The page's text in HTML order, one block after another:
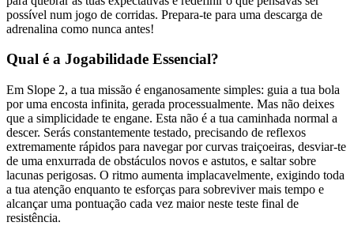
possível num jogo de corridas. Prepara-te para uma descarga de
adrenalina como nunca antes!
Qual é a Jogabilidade Essencial?
Em Slope 2, a tua missão é enganosamente simples: guia a tua bola
por uma encosta infinita, gerada processualmente. Mas não deixes
que a simplicidade te engane. Esta não é a tua caminhada normal a
descer. Serás constantemente testado, precisando de reflexos
extremamente rápidos para navegar por curvas traiçoeiras, desviar-te
de uma enxurrada de obstáculos novos e astutos, e saltar sobre
lacunas perigosas. O ritmo aumenta implacavelmente, exigindo toda
a tua atenção enquanto te esforças para sobreviver mais tempo e
alcançar uma pontuação cada vez maior neste teste final de
resistência.